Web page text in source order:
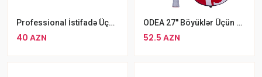
Professional İstifadə Üçün Rezin Üzlüklü Donic Stolüstü Tenis Raketkası Seti
40 AZN
ODEA 27'' Böyüklər Üçün Tennis Raketkası
52.5 AZN